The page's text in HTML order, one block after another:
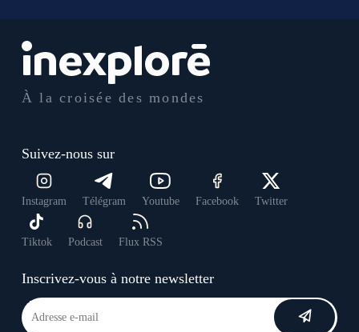
À la croisée des mondes
Suivez-nous sur
Instagram Télégram Youtube Facebook Twitter
Tiktok Podcast Flux RSS
Inscrivez-vous à notre newsletter